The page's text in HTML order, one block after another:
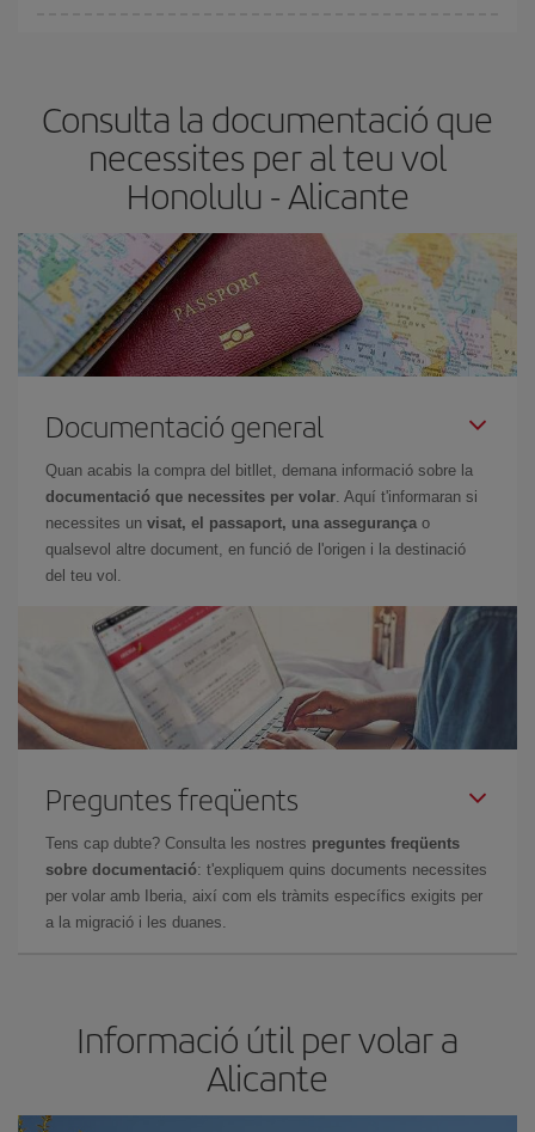
barats et sortiran. A més, si tens flexibilitat amb les dates i els
horaris del viatge, podràstriar el preu més barat.
Consulta la documentació que
necessites per al teu vol
Honolulu - Alicante
Documentació general
Quan acabis la compra del bitllet, demana informació sobre la
documentació que necessites per volar. Aquí t'informaran si
necessites un visat, el passaport, una assegurança o
qualsevol altre document, en funció de l'origen i la destinació
del teu vol.
Preguntes freqüents
Tens cap dubte? Consulta les nostres preguntes freqüents
sobre documentació: t'expliquem quins documents necessites
per volar amb Iberia, així com els tràmits específics exigits per
a la migració i les duanes.
Informació útil per volar a
Alicante